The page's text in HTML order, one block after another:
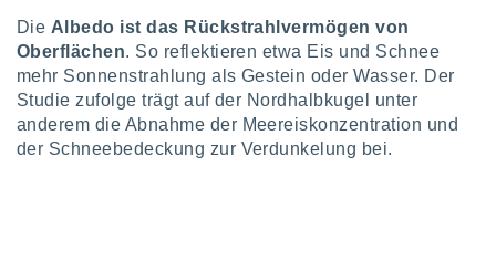
und diese
Einige
eines
Die Albedo ist das Rückstrahlvermögen von
Oberflächen. So reflektieren etwa Eis und Schnee
mehr Sonnenstrahlung als Gestein oder Wasser. Der
Studie zufolge trägt auf der Nordhalbkugel unter
anderem die Abnahme der Meereiskonzentration und
der Schneebedeckung zur Verdunkelung bei.